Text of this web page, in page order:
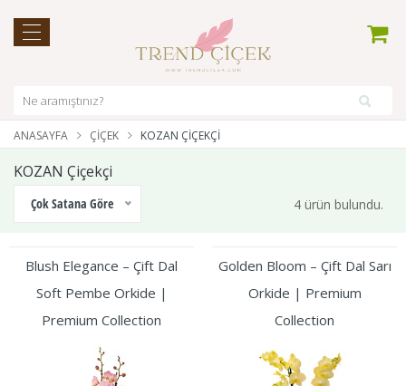
ANASAYFA ÇIÇEK KOZAN ÇIÇEKÇI
KOZAN Çiçekçi
Çok Satana Göre 4 ürün bulundu.
Blush Elegance – Çift Dal
Soft Pembe Orkide |
Premium Collection
Golden Bloom – Çift Dal Sarı
Orkide | Premium
Collection